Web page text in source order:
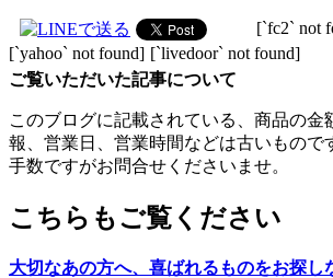
[`fc2` not
[`yahoo` not found] [`livedoor` not found]
ご覧いただいた記事について
このブログに記載されている、商品の金
報、営業日、営業時間などは古いもので
手数ですがお問合せくださいませ。
こちらもご覧ください
大切なあの方へ、喜ばれるものをお探し